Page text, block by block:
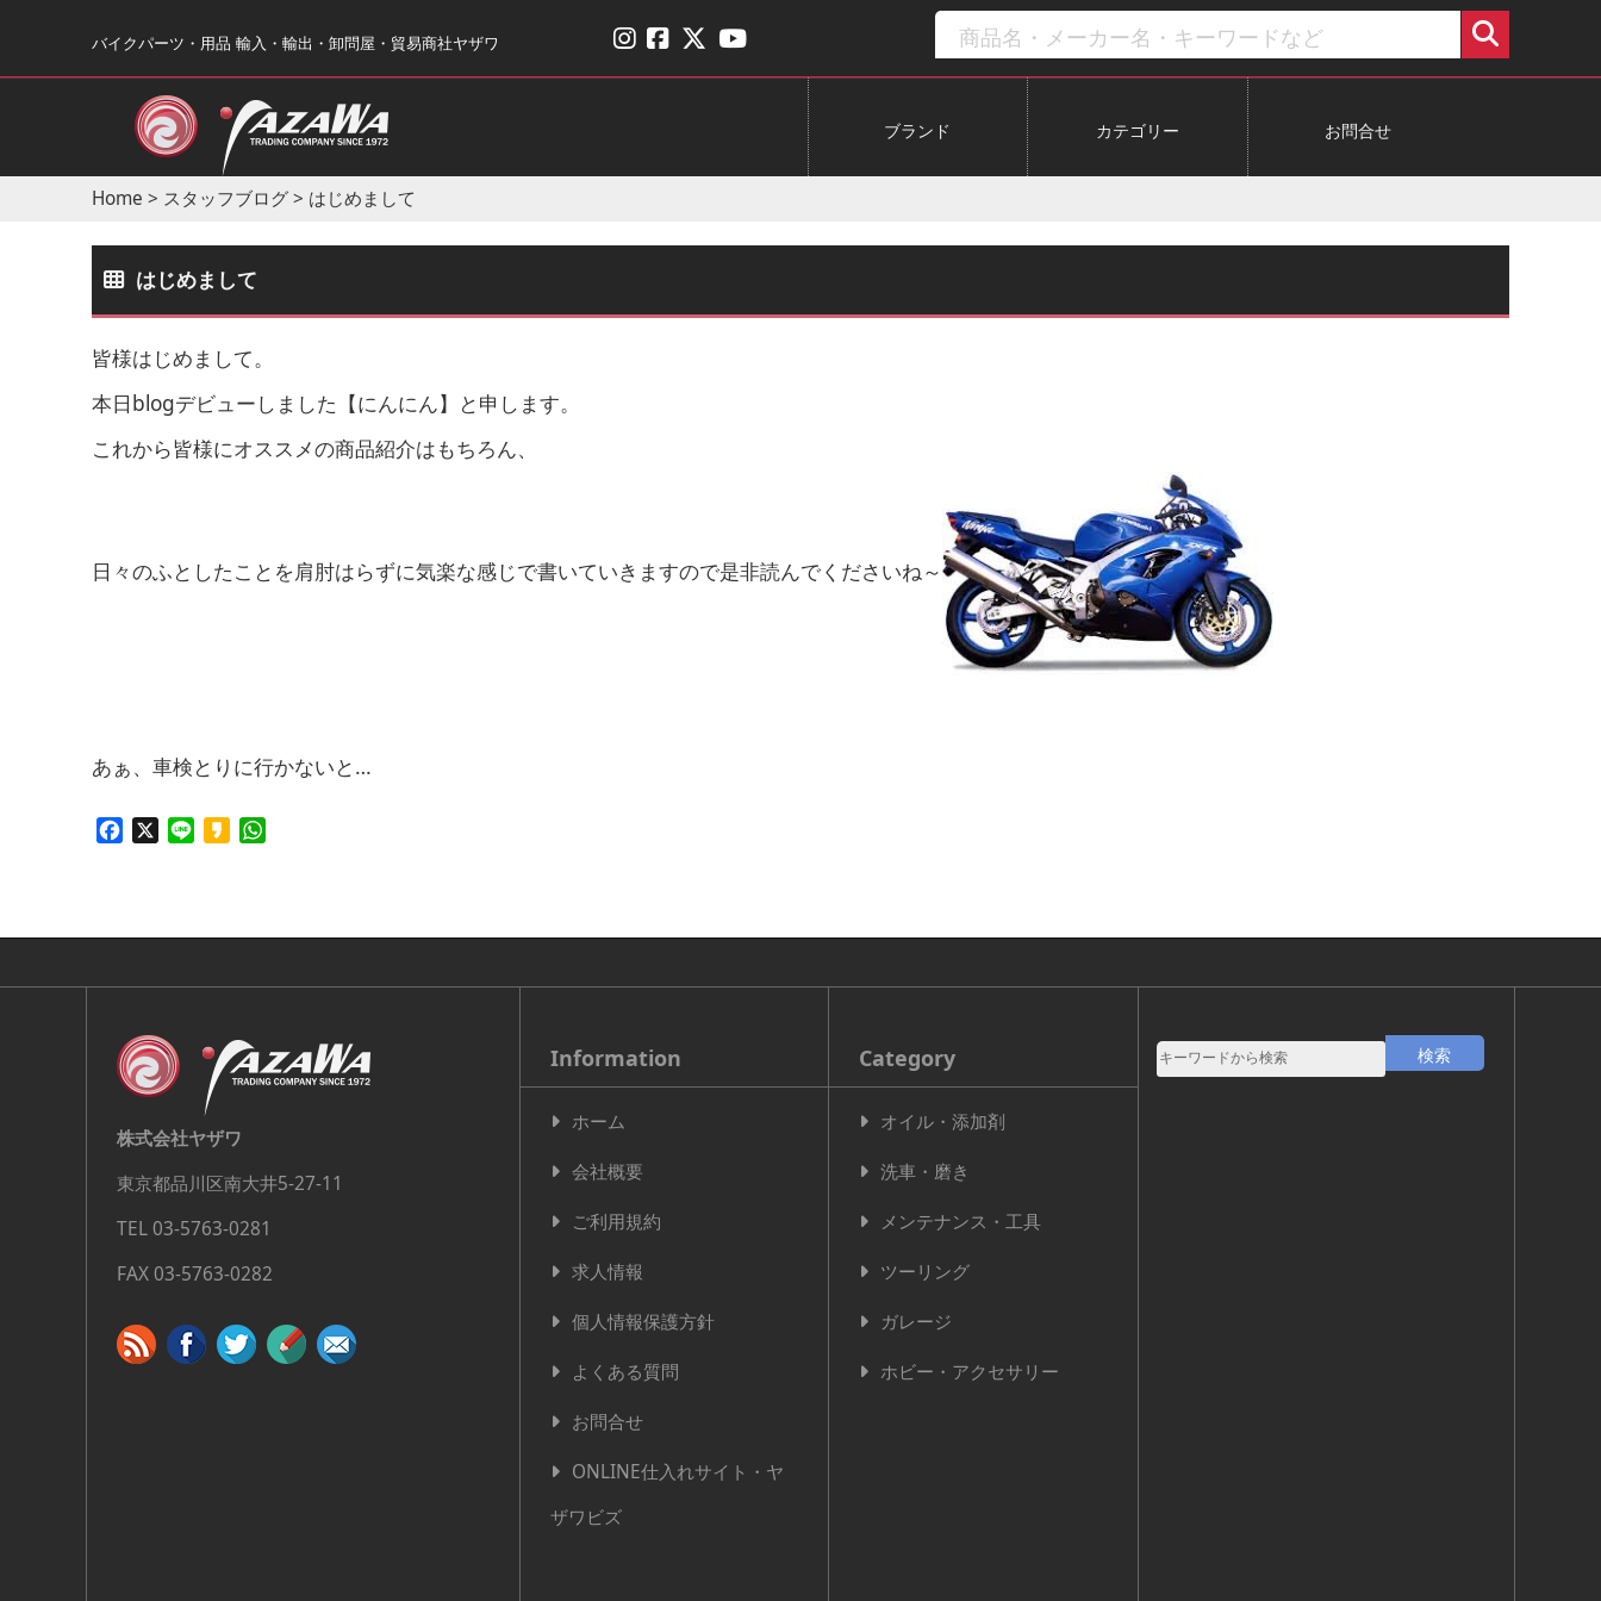
バイクパーツ・用品 輸入・輸出・卸問屋・貿易商社ヤザワ
お問合せ
カテゴリー
ブランド
Home > スタッフブログ> はじめまして
はじめまして
皆様はじめまして。
本日blogデビューしました【にんにん】と申します。
これから皆様にオススメの商品紹介はもちろん、
日々のふとしたことを肩肘はらずに気楽な感じで書いていきますので是非読んでくださいね～
あぁ、車検とりに行かないと…
Facebook Line Kakao
株式会社ヤザワ
東京都品川区南大井5-27-11
TEL 03-5763-0281
FAX 03-5763-0282
Information
ホーム
会社概要
ご利用規約
求人情報
個人情報保護方針
よくある質問
お問合せ
ONLINE仕入れサイト・ヤ
ザワビズ
Category
オイル・添加剤
洗車・磨き
メンテナンス・工具
ツーリング
ガレージ
ホビー・アクセサリー